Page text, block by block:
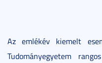
Az emlékév kiemelt
Tudományegyetem